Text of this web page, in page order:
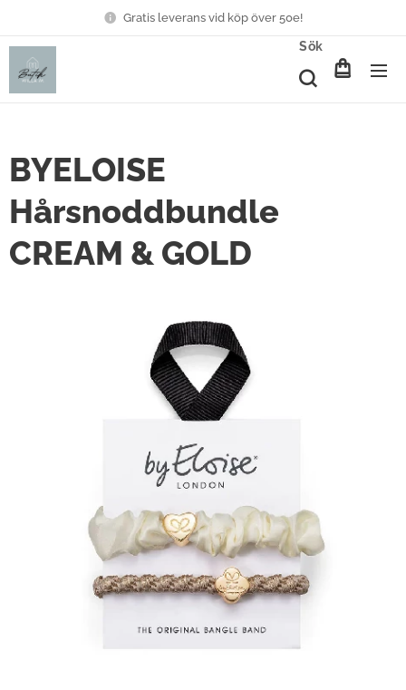
Gratis leverans vid köp över 50e!
Sök
BYELOISE
Hårsnoddbundle
CREAM & GOLD